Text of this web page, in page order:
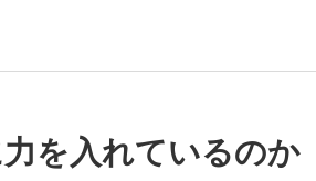
を入れているのか